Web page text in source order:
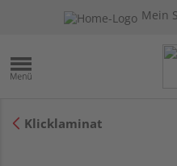
Mein
Klicklaminat